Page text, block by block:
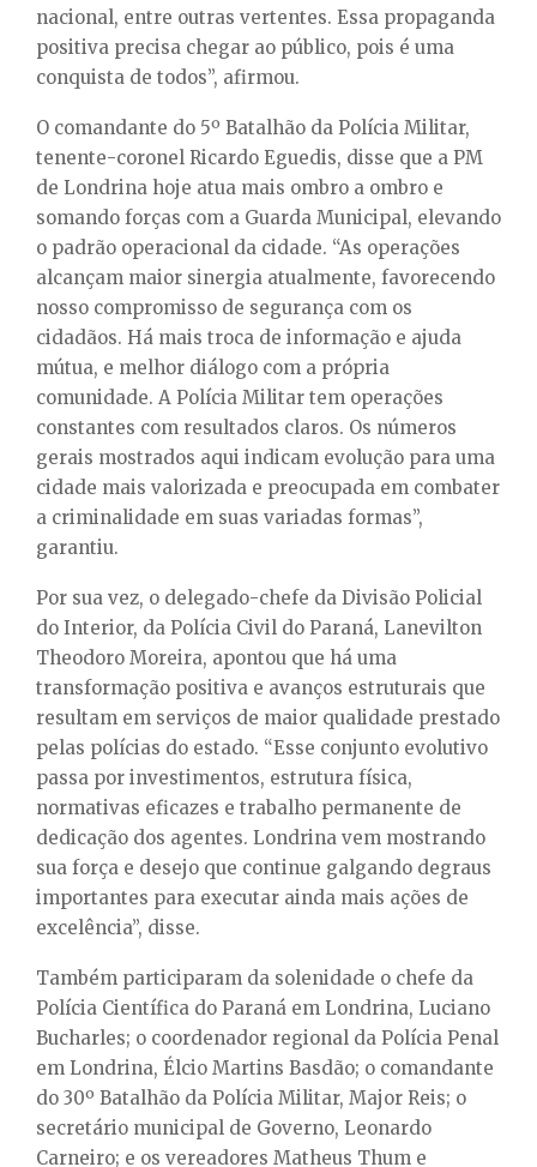
nacional, entre outras vertentes. Essa propaganda
positiva precisa chegar ao público, pois é uma
conquista de todos”, afirmou.
O comandante do 5º Batalhão da Polícia Militar,
tenente-coronel Ricardo Eguedis, disse que a PM
de Londrina hoje atua mais ombro a ombro e
somando forças com a Guarda Municipal, elevando
o padrão operacional da cidade. “As operações
alcançam maior sinergia atualmente, favorecendo
nosso compromisso de segurança com os
cidadãos. Há mais troca de informação e ajuda
mútua, e melhor diálogo com a própria
comunidade. A Polícia Militar tem operações
constantes com resultados claros. Os números
gerais mostrados aqui indicam evolução para uma
cidade mais valorizada e preocupada em combater
a criminalidade em suas variadas formas”,
garantiu.
Por sua vez, o delegado-chefe da Divisão Policial
do Interior, da Polícia Civil do Paraná, Lanevilton
Theodoro Moreira, apontou que há uma
transformação positiva e avanços estruturais que
resultam em serviços de maior qualidade prestado
pelas polícias do estado. “Esse conjunto evolutivo
passa por investimentos, estrutura física,
normativas eficazes e trabalho permanente de
dedicação dos agentes. Londrina vem mostrando
sua força e desejo que continue galgando degraus
importantes para executar ainda mais ações de
excelência”, disse.
Também participaram da solenidade o chefe da
Polícia Científica do Paraná em Londrina, Luciano
Bucharles; o coordenador regional da Polícia Penal
em Londrina, Élcio Martins Basdão; o comandante
do 30º Batalhão da Polícia Militar, Major Reis; o
secretário municipal de Governo, Leonardo
Carneiro; e os vereadores Matheus Thum e